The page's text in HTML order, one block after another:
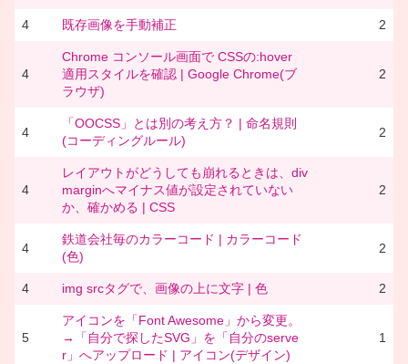
4 既存画像を手動補正 2
4
Chrome コンソール画面で CSSの:hover
適用スタイルを確認 | Google Chrome(ブ
ラウザ)
2
4
「OOCSS」とは別の考え方？ | 命名規則
(コーディングルール)
2
4
レイアウトがどうしても崩れるときは、div
marginへマイナス値が設定されていない
か、確かめる | CSS
2
4
鉄道会社毎のカラーコード | カラーコード
(色)
2
4 img srcタグで、画像の上に文字 | 色 2
5
アイコンを「Font Awesome」から変更。
→「自分で探したSVG」を「自分のserve
r」へアップロード | アイコン(デザイン)
1